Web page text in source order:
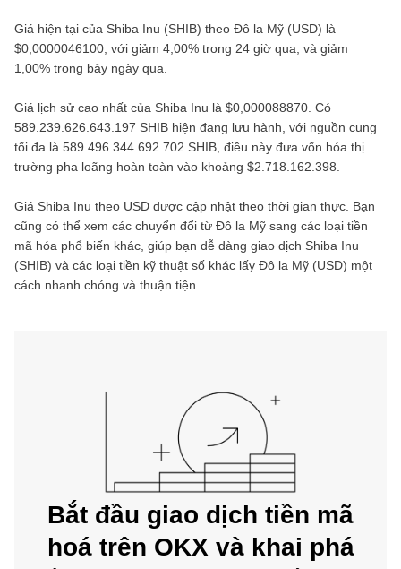
Giá hiện tại của Shiba Inu (SHIB) theo Đô la Mỹ (USD) là
$0,0000046100 , với giảm 4,00% trong 24 giờ qua, và giảm
1,00% trong bảy ngày qua.
Giá lịch sử cao nhất của Shiba Inu là $0,000088870 . Có
589.239.626.643.197 SHIB hiện đang lưu hành, với nguồn cung
tối đa là 589.496.344.692.702 SHIB , điều này đưa vốn hóa thị
trường pha loãng hoàn toàn vào khoảng $2.718.162.398
Giá Shiba Inu theo USD được cập nhật theo thời gian thực. Bạn
cũng có thể xem các chuyển đổi từ Đô la Mỹ sang các loại tiền
mã hóa phổ biến khác, giúp bạn dễ dàng giao dịch Shiba Inu
(SHIB) và các loại tiền kỹ thuật số khác lấy Đô la Mỹ (USD) một
cách nhanh chóng và thuận tiện.
Bắt đầu giao dịch tiền mã
hoá trên OKX và khai phá